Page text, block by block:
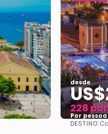
desde
228
Por pessoa
DESTINO: